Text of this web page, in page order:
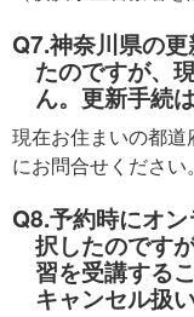
Q7.神奈川県の
たのですが、
ん。更新手続
現在お住まいの都
にお問合せください。
Q8.予約時にオ
択したのです
習を受講する
キャンセル扱